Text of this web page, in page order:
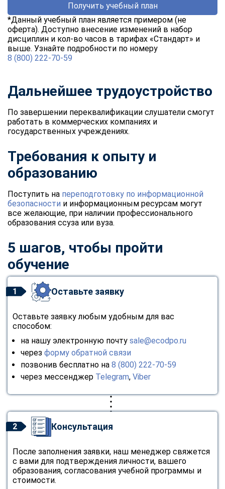
Получить учебный план
*Данный учебный план является примером (не
оферта). Доступно внесение изменений в набор
дисциплин и кол-во часов в тарифах «Стандарт» и
выше. Узнайте подробности по номеру
8 (800) 222-70-59
Дальнейшее трудоустройство
По завершении переквалификации слушатели смогут
работать в коммерческих компаниях и
государственных учреждениях.
Требования к опыту и
образованию
Поступить на переподготовку по информационной
безопасности и информационным ресурсам могут
все желающие, при наличии профессионального
образования ссуза или вуза.
5 шагов, чтобы пройти
обучение
1 Оставьте заявку
Оставьте заявку любым удобным для вас
способом:
на нашу электронную почту sale@ecodpo.ru
через форму обратной связи
позвонив бесплатно на 8 (800) 222-70-59
через мессенджер Telegram, Viber
2 Консультация
После заполнения заявки, наш менеджер свяжется
с вами для подтверждения личности, вашего
образования, согласования учебной программы и
стоимости.